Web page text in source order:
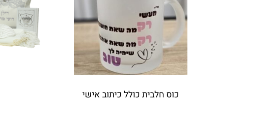
כוס חלבית כולל כיתוב אישי